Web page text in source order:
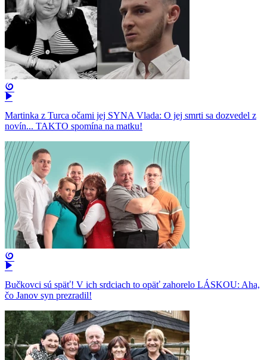
Martinka z Turca očami jej SYNA Vlada: O jej smrti sa dozvedel z
novín... TAKTO spomína na matku!
Bučkovci sú späť! V ich srdciach to opäť zahorelo LÁSKOU: Aha,
čo Janov syn prezradil!